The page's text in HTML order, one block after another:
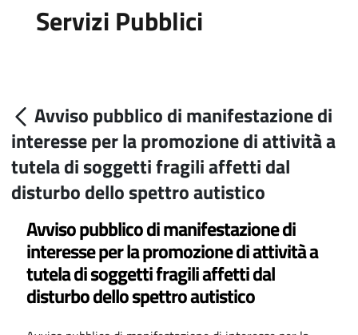
Servizi Pubblici
Avviso pubblico di manifestazione di
interesse per la promozione di attività a
tutela di soggetti fragili affetti dal
disturbo dello spettro autistico
Avviso pubblico di manifestazione di
interesse per la promozione di attività a
tutela di soggetti fragili affetti dal
disturbo dello spettro autistico